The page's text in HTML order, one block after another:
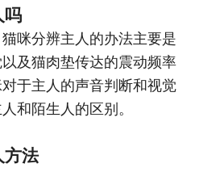
吗
咪分辨主人的办法主要是
及猫肉垫传达的震动频率
于主人的声音判断和视觉
和陌生人的区别。
法